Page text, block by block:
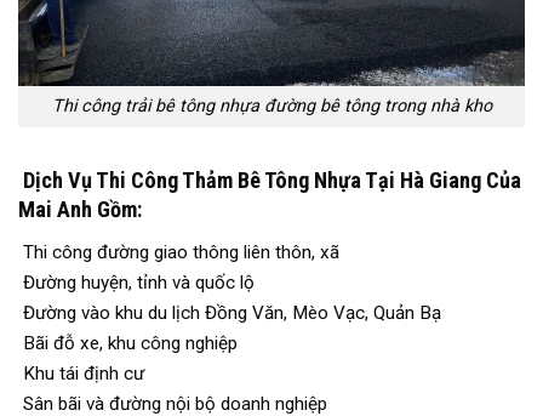
Thi công trải bê tông nhựa đường bê tông trong nhà kho
Dịch Vụ Thi Công Thảm Bê Tông Nhựa Tại Hà Giang Của
Mai Anh Gồm:
Thi công đường giao thông liên thôn, xã
Đường huyện, tỉnh và quốc lộ
Đường vào khu du lịch Đồng Văn, Mèo Vạc, Quản Bạ
Bãi đỗ xe, khu công nghiệp
Khu tái định cư
Sân bãi và đường nội bộ doanh nghiệp